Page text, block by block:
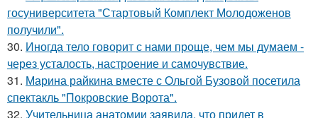
госуниверситета "Стартовый Комплект Молодоженов
получили".
30. Иногда тело говорит с нами проще, чем мы думаем -
через усталость, настроение и самочувствие.
31. Марина райкина вместе с Ольгой Бузовой посетила
спектакль "Покровские Ворота".
32. Учительница анатомии заявила, что придет в